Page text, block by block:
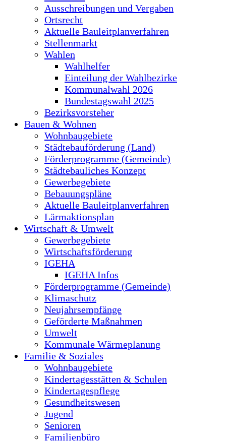
Ausschreibungen und Vergaben
Ortsrecht
Aktuelle Bauleitplanverfahren
Stellenmarkt
Wahlen
Wahlhelfer
Einteilung der Wahlbezirke
Kommunalwahl 2026
Bundestagswahl 2025
Bezirksvorsteher
Bauen & Wohnen
Wohnbaugebiete
Städtebauförderung (Land)
Förderprogramme (Gemeinde)
Städtebauliches Konzept
Gewerbegebiete
Bebauungspläne
Aktuelle Bauleitplanverfahren
Lärmaktionsplan
Wirtschaft & Umwelt
Gewerbegebiete
Wirtschaftsförderung
IGEHA
IGEHA Infos
Förderprogramme (Gemeinde)
Klimaschutz
Neujahrsempfänge
Geförderte Maßnahmen
Umwelt
Kommunale Wärmeplanung
Familie & Soziales
Wohnbaugebiete
Kindertagesstätten & Schulen
Kindertagespflege
Gesundheitswesen
Jugend
Senioren
Familienbüro